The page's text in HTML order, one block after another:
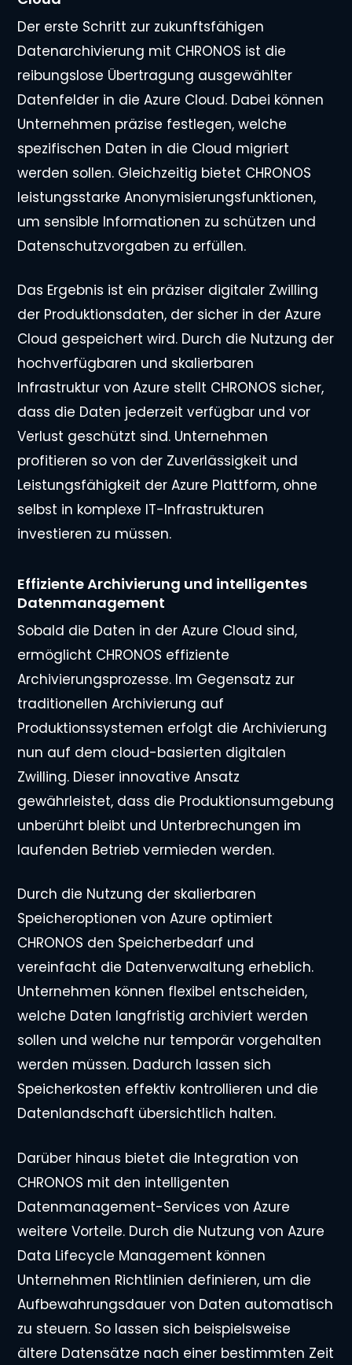
Der erste Schritt zur zukunftsfähigen
Datenarchivierung mit CHRONOS ist die
reibungslose Übertragung ausgewählter
Datenfelder in die Azure Cloud. Dabei können
Unternehmen präzise festlegen, welche
spezifischen Daten in die Cloud migriert
werden sollen. Gleichzeitig bietet CHRONOS
leistungsstarke Anonymisierungsfunktionen,
um sensible Informationen zu schützen und
Datenschutzvorgaben zu erfüllen.
Das Ergebnis ist ein präziser digitaler Zwilling
der Produktionsdaten, der sicher in der Azure
Cloud gespeichert wird. Durch die Nutzung der
hochverfügbaren und skalierbaren
Infrastruktur von Azure stellt CHRONOS sicher,
dass die Daten jederzeit verfügbar und vor
Verlust geschützt sind. Unternehmen
profitieren so von der Zuverlässigkeit und
Leistungsfähigkeit der Azure Plattform, ohne
selbst in komplexe IT-Infrastrukturen
investieren zu müssen.
Effiziente Archivierung und intelligentes
Datenmanagement
Sobald die Daten in der Azure Cloud sind,
ermöglicht CHRONOS effiziente
Archivierungsprozesse. Im Gegensatz zur
traditionellen Archivierung auf
Produktionssystemen erfolgt die Archivierung
nun auf dem cloud-basierten digitalen
Zwilling. Dieser innovative Ansatz
gewährleistet, dass die Produktionsumgebung
unberührt bleibt und Unterbrechungen im
laufenden Betrieb vermieden werden.
Durch die Nutzung der skalierbaren
Speicheroptionen von Azure optimiert
CHRONOS den Speicherbedarf und
vereinfacht die Datenverwaltung erheblich.
Unternehmen können flexibel entscheiden,
welche Daten langfristig archiviert werden
sollen und welche nur temporär vorgehalten
werden müssen. Dadurch lassen sich
Speicherkosten effektiv kontrollieren und die
Datenlandschaft übersichtlich halten.
Darüber hinaus bietet die Integration von
CHRONOS mit den intelligenten
Datenmanagement-Services von Azure
weitere Vorteile. Durch die Nutzung von Azure
Data Lifecycle Management können
Unternehmen Richtlinien definieren, um die
Aufbewahrungsdauer von Daten automatisch
zu steuern. So lassen sich beispielsweise
ältere Datensätze nach einer bestimmten Zeit